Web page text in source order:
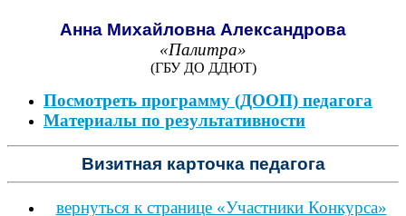
Анна Михайловна Александрова
«Палитра»
(ГБУ ДО ДДЮТ)
Посмотреть программу (ДООП) педагога
Материалы по результативности
Визитная карточка педагога
вернуться к странице «Участники Конкурса»